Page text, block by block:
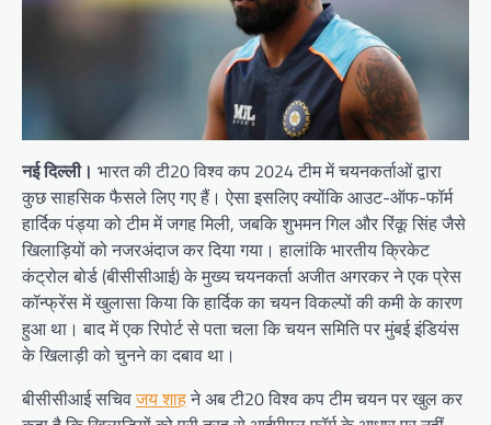
नई दिल्ली। भारत की टी20 विश्व कप 2024 टीम में चयनकर्ताओं द्वारा
कुछ साहसिक फैसले लिए गए हैं। ऐसा इसलिए क्योंकि आउट-ऑफ-फॉर्म
हार्दिक पंड्या को टीम में जगह मिली, जबकि शुभमन गिल और रिंकू सिंह जैसे
खिलाड़ियों को नजरअंदाज कर दिया गया। हालांकि भारतीय क्रिकेट
कंट्रोल बोर्ड (बीसीसीआई) के मुख्य चयनकर्ता अजीत अगरकर ने एक प्रेस
कॉन्फ्रेंस में खुलासा किया कि हार्दिक का चयन विकल्पों की कमी के कारण
हुआ था। बाद में एक रिपोर्ट से पता चला कि चयन समिति पर मुंबई इंडियंस
के खिलाड़ी को चुनने का दबाव था।
बीसीसीआई सचिवजय शाहने अब टी20 विश्व कप टीम चयन पर खुल कर